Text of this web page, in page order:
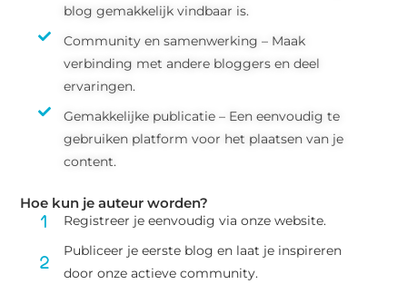
blog gemakkelijk vindbaar is.
Community en samenwerking – Maak
verbinding met andere bloggers en deel
ervaringen.
Gemakkelijke publicatie – Een eenvoudig te
gebruiken platform voor het plaatsen van je
content.
Hoe kun je auteur worden?
Registreer je eenvoudig via onze website.
Publiceer je eerste blog en laat je inspireren
door onze actieve community.